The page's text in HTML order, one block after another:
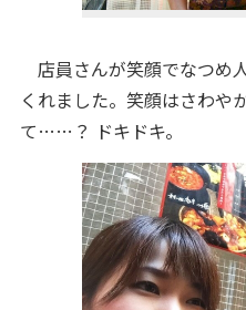
店員さんが笑顔でなつめ
くれました。笑顔はさわや
て……？ ドキドキ。